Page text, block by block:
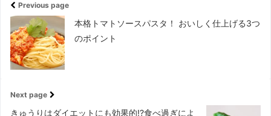
Previous page
本格トマトソースパスタ！ おいしく仕上げる3つ
のポイント
Next page
きゅうりはダイエットにも効果的!?食べ過ぎによ